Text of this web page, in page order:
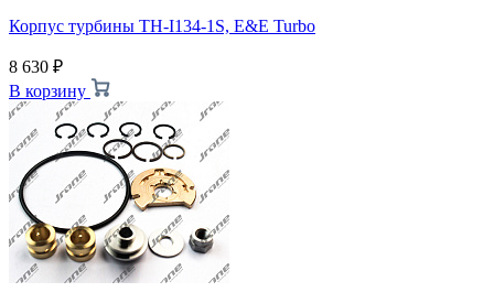
Корпус турбины TH-I134-1S, E&E Turbo
8 630 ₽
В корзину